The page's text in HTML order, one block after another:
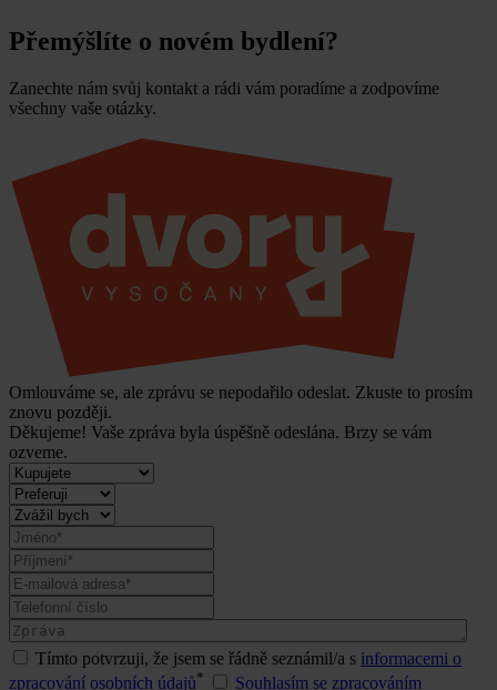
Přemýšlíte o novém bydlení?
Zanechte nám svůj kontakt a rádi vám poradíme a zodpovíme
všechny vaše otázky.
Omlouváme se, ale zprávu se nepodařilo odeslat. Zkuste to prosím
znovu později.
Děkujeme! Vaše zpráva byla úspěšně odeslána. Brzy se vám
ozveme.
Tímto potvrzuji, že jsem se řádně seznámil/a s informacemi o
zpracování osobních údajů* Souhlasím se zpracováním